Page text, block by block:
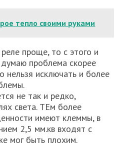
тепло своими руками
проще, то с этого и
проблема скорее
нельзя исключать и более
не так и редко,
света. ТЕм более
имеют клеммы, в
2,5 мм.кв входят с
мог быть плохим.